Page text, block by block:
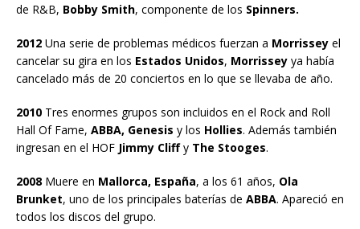
de R&B, Bobby Smith, componente de los Spinners.
2012 Una serie de problemas médicos fuerzan a Morrissey el
cancelar su gira en los Estados Unidos, Morrissey ya había
cancelado más de 20 conciertos en lo que se llevaba de año.
2010 Tres enormes grupos son incluidos en el Rock and Roll
Hall Of Fame, ABBA, Genesis y los Hollies. Además también
ingresan en el HOF Jimmy Cliffy The Stooges.
2008 Muere en Mallorca, España, a los 61 años, Ola
Brunket, uno de los principales baterías de ABBA. Apareció en
todos los discos del grupo.